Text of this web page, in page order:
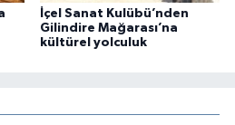
İçel Sanat Kulübü’nden
Gilindire Mağarası’na
kültürel yolculuk